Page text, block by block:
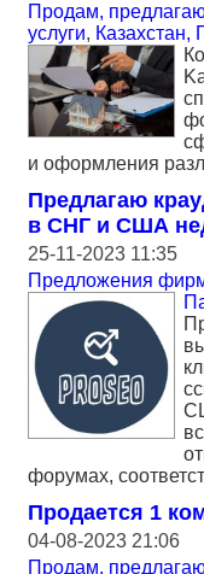
Продам,
услуги, Казахстан,
и оформления
Предлагаю
в СНГ и США
25-11-2023 11:35
Предложения
форумах,
Продается 1
04-08-2023 21:06
Продам,